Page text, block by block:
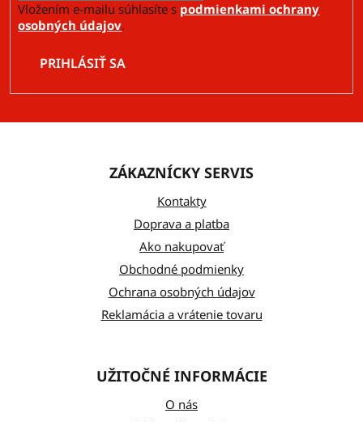
Vložením e-mailu súhlasíte s podmienkami ochrany
osobných údajov.
PRIHLÁSIŤ SA
ZÁKAZNÍCKY SERVIS
Kontakty
Doprava a platba
Ako nakupovať
Obchodné podmienky
Ochrana osobných údajov
Reklamácia a vrátenie tovaru
UŽITOČNÉ INFORMÁCIE
O nás